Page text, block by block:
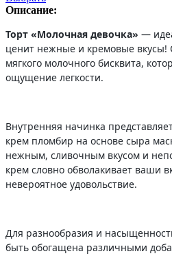
Описание:
Торт «Молочная девочка» —
ценит нежные и кремовые вкусы!
мягкого молочного бисквита,
ощущение легкости.
Внутренняя начинка
крем пломбир на основе сыра
нежным, сливочным вкусом и
крем словно обволакивает ваши
невероятное удовольствие.
Для разнообразия и
быть обогащена различными